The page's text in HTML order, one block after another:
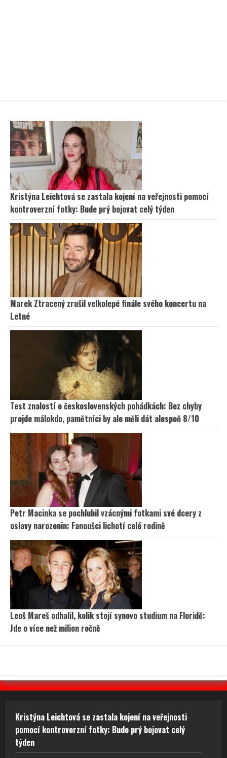
Kristýna Leichtová se zastala kojení na veřejnosti pomocí
kontroverzní fotky: Bude prý bojovat celý týden
Marek Ztracený zrušil velkolepé finále svého koncertu na
Letné
Test znalostí o československých pohádkách: Bez chyby
projde málokdo, pamětníci by ale měli dát alespoň 8/10
Petr Macinka se pochlubil vzácnými fotkami své dcery z
oslavy narozenin: Fanoušci lichotí celé rodině
Leoš Mareš odhalil, kolik stojí synovo studium na Floridě:
Jde o více než milion ročně
Kristýna Leichtová se zastala kojení na veřejnosti
pomocí kontroverzní fotky: Bude prý bojovat celý
týden